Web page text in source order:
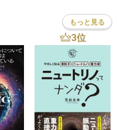
もっと見る
3位